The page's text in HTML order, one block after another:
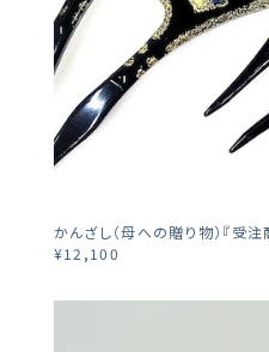
かんざし（母への贈り物）『受注
¥12,100